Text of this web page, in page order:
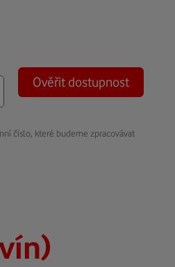
Ověřit dostupnost
číslo, které budeme zpracovávat